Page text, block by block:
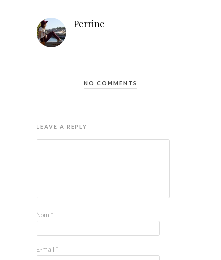
Perrine
NO COMMENTS
LEAVE A REPLY
Nom *
E-mail *